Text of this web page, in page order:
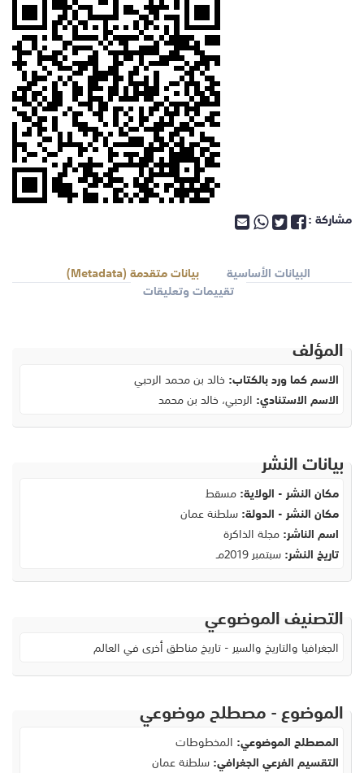
مشاركة :
البيانات الأساسية
بيانات متقدمة (Metadata)
تقييمات وتعليقات
المؤلف
الاسم كما ورد بالكتاب: خالد بن محمد الرحبي
الاسم الاستنادي: الرحبي، خالد بن محمد
بيانات النشر
مكان النشر - الولاية:مسقط
مكان النشر - الدولة:سلطنة عمان
اسم الناشر:مجلة الذاكرة
تاريخ النشر:سبتمبر 2019مـ
التصنيف الموضوعي
الجغرافيا والتاريخ والسير - تاريخ مناطق أخرى في العالم
الموضوع - مصطلح موضوعي
المصطلح الموضوعي: المخطوطات
التقسيم الفرعي الجغرافي:سلطنة عمان